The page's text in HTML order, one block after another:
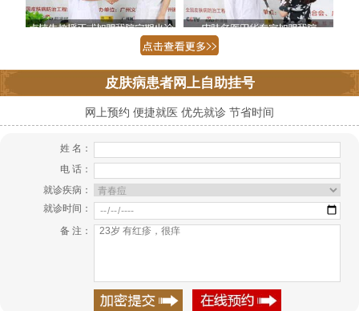
皮肤病患者网上自助挂号
网上预约 便捷就医 优先就诊 节省时间
姓 名：
电 话：
就诊疾病：
就诊时间：
备 注：